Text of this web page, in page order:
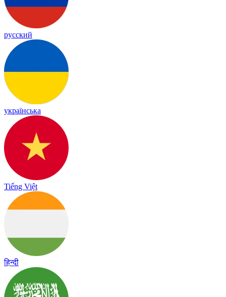
русский
українська
Tiếng Việt
हिन्दी